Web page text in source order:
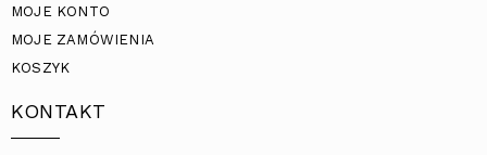
MOJE KONTO
MOJE ZAMÓWIENIA
KOSZYK
KONTAKT